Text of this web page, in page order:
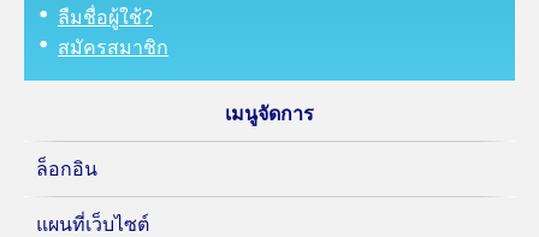
ลืมชื่อผู้ใช้?
สมัครสมาชิก
เมนูจัดการ
ล็อกอิน
แผนที่เว็บไซต์